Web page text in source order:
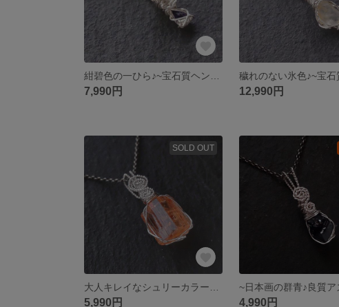
7,990円 12,990円
SOLD OUT
5,990円 4,990円